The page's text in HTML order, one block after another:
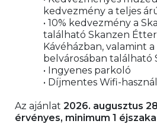
kedvezmény a teljes
• 10% kedvezmény a
található Skanzen
Kávéházban, valamint
belvárosában található
• Ingyenes parkoló
• Díjmentes Wifi-
Az ajánlat 2026. augusztus
érvényes, minimum 1